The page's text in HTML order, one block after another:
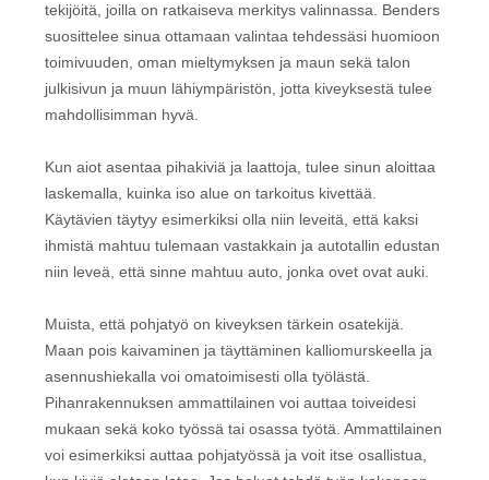
tekijöitä, joilla on ratkaiseva merkitys valinnassa. Benders
suosittelee sinua ottamaan valintaa tehdessäsi huomioon
toimivuuden, oman mieltymyksen ja maun sekä talon
julkisivun ja muun lähiympäristön, jotta kiveyksestä tulee
mahdollisimman hyvä.
Kun aiot asentaa pihakiviä ja laattoja, tulee sinun aloittaa
laskemalla, kuinka iso alue on tarkoitus kivettää.
Käytävien täytyy esimerkiksi olla niin leveitä, että kaksi
ihmistä mahtuu tulemaan vastakkain ja autotallin edustan
niin leveä, että sinne mahtuu auto, jonka ovet ovat auki.
Muista, että pohjatyö on kiveyksen tärkein osatekijä.
Maan pois kaivaminen ja täyttäminen kalliomurskeella ja
asennushiekalla voi omatoimisesti olla työlästä.
Pihanrakennuksen ammattilainen voi auttaa toiveidesi
mukaan sekä koko työssä tai osassa työtä. Ammattilainen
voi esimerkiksi auttaa pohjatyössä ja voit itse osallistua,